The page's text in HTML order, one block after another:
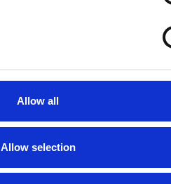
Allow all
Allow selection